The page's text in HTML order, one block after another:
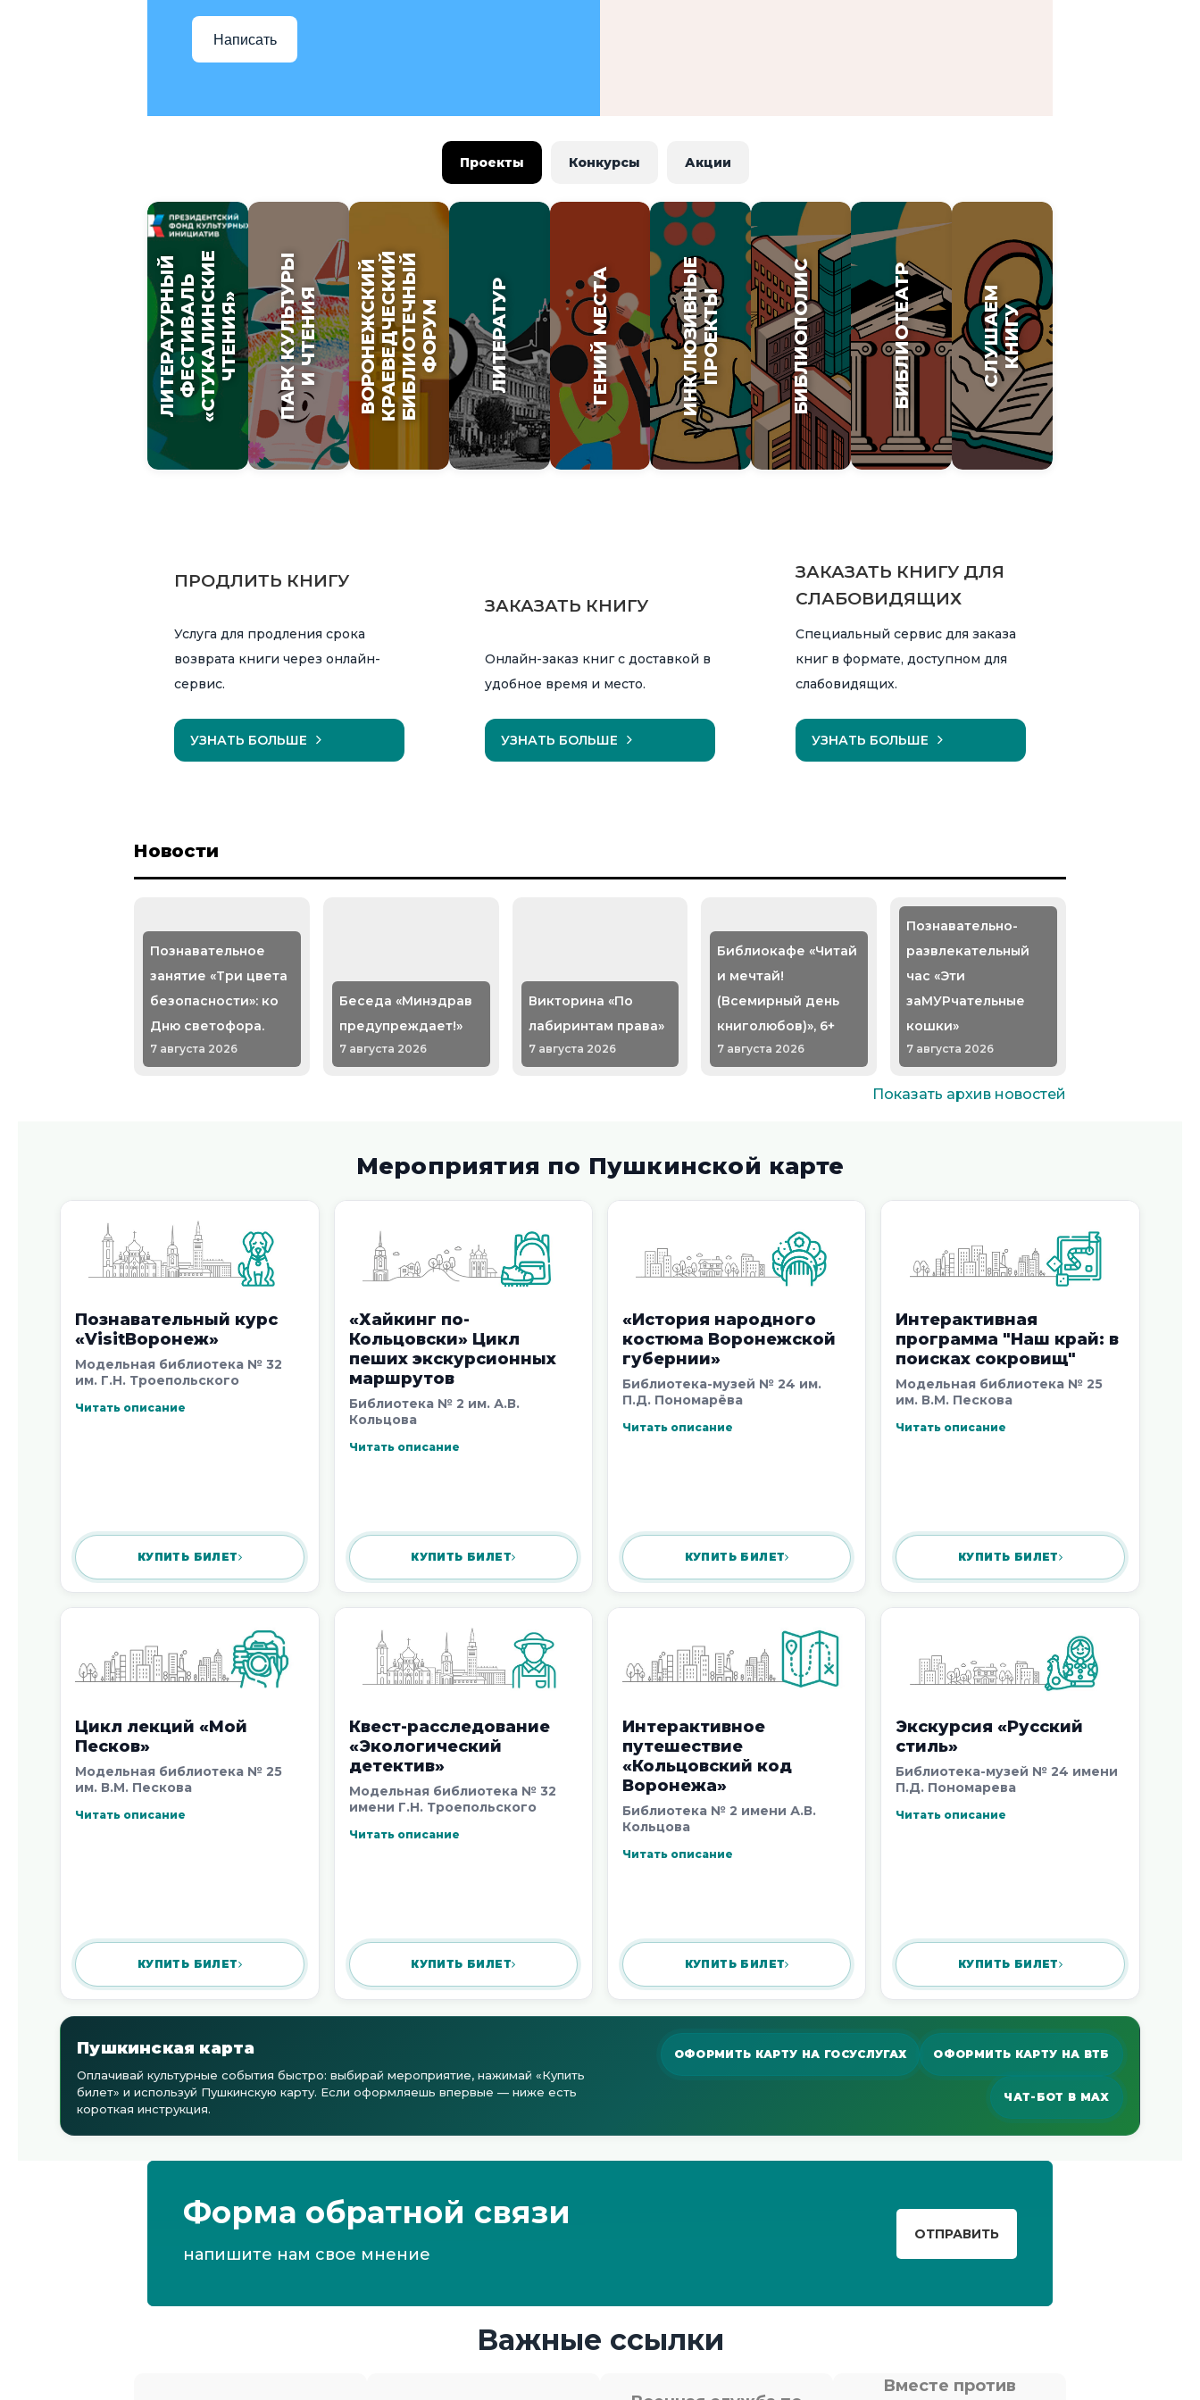
Написать
Проекты Конкурсы Акции
ЛИТЕРАТУРНЫЙФЕСТИВАЛЬ«СТУКАЛИНСКИЕЧТЕНИЯ» ПАРК КУЛЬТУРЫИ ЧТЕНИЯ ВОРОНЕЖСКИЙКРАЕВЕДЧЕСКИЙБИБЛИОТЕЧНЫЙФОРУМ ЛИТЕРАТУР ГЕНИЙ МЕСТА ИНКЛЮЗИВНЫЕПРОЕКТЫ БИБЛИОПОЛИС БИБЛИОТЕАТР СЛУШАЕМКНИГУ
ПРОДЛИТЬ КНИГУ
Услуга для продления срока
возврата книги через онлайн-
сервис.
УЗНАТЬ БОЛЬШЕ
ЗАКАЗАТЬ КНИГУ
Онлайн-заказ книг с доставкой в
удобное время и место.
УЗНАТЬ БОЛЬШЕ
ЗАКАЗАТЬ КНИГУ ДЛЯ
СЛАБОВИДЯЩИХ
Специальный сервис для заказа
книг в формате, доступном для
слабовидящих.
УЗНАТЬ БОЛЬШЕ
Новости
Познавательное
занятие «Три цвета
безопасности»: ко
Дню светофора.
7 августа 2026
Беседа «Минздрав
предупреждает!»
7 августа 2026
Викторина «По
лабиринтам права»
7 августа 2026
Библиокафе «Читай
и мечтай!
(Всемирный день
книголюбов)», 6+
7 августа 2026
Познавательно-
развлекательный
час «Эти
заМУРчательные
кошки»
7 августа 2026
Барышниковой»
6 августа 2026
просторам дороги
5 августа 2026
путешествие «Я
5 августа 2026
Брусилова: прорыв,
4 августа 2026
Начало | Пред. |1 2 3 4 |Конец
Показать архив новостей
Мероприятия по Пушкинской карте
Познавательный курс
«VisitВоронеж»
Модельная библиотека № 32
им. Г.Н. Троепольского
Читать описание
КУПИТЬ БИЛЕТ
«Хайкинг по-
Кольцовски» Цикл
пеших экскурсионных
маршрутов
Библиотека № 2 им. А.В.
Кольцова
Читать описание
КУПИТЬ БИЛЕТ
«История народного
костюма Воронежской
губернии»
Библиотека-музей № 24 им.
П.Д. Пономарёва
Читать описание
КУПИТЬ БИЛЕТ
Интерактивная
программа "Наш край: в
поисках сокровищ"
Модельная библиотека № 25
им. В.М. Пескова
Читать описание
КУПИТЬ БИЛЕТ
Цикл лекций «Мой
Песков»
Модельная библиотека № 25
им. В.М. Пескова
Читать описание
КУПИТЬ БИЛЕТ
Квест-расследование
«Экологический
детектив»
Модельная библиотека № 32
имени Г.Н. Троепольского
Читать описание
КУПИТЬ БИЛЕТ
Интерактивное
путешествие
«Кольцовский код
Воронежа»
Библиотека № 2 имени А.В.
Кольцова
Читать описание
КУПИТЬ БИЛЕТ
Экскурсия «Русский
стиль»
Библиотека-музей № 24 имени
П.Д. Пономарева
Читать описание
КУПИТЬ БИЛЕТ
Пушкинская карта
Оплачивай культурные события быстро: выбирай мероприятие, нажимай «Купить
билет» и используй Пушкинскую карту. Если оформляешь впервые — ниже есть
короткая инструкция.
ОФОРМИТЬ КАРТУ НА ГОСУСЛУГАХ ОФОРМИТЬ КАРТУ НА ВТБ
ЧАТ-БОТ В MAX
Форма обратной связи
напишите нам свое мнение
ОТПРАВИТЬ
Важные ссылки
Вместе против